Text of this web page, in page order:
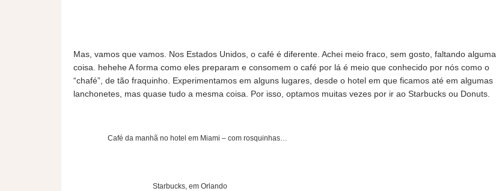
Mas, vamos que vamos. Nos Estados Unidos, o café é diferente. Achei meio fraco, sem gosto, faltando alguma
coisa. hehehe A forma como eles preparam e consomem o café por lá é meio que conhecido por nós como o
“chafé”, de tão fraquinho. Experimentamos em alguns lugares, desde o hotel em que ficamos até em algumas
lanchonetes, mas quase tudo a mesma coisa. Por isso, optamos muitas vezes por ir ao Starbucks ou Donuts.
Café da manhã no hotel em Miami – com rosquinhas…
Starbucks, em Orlando